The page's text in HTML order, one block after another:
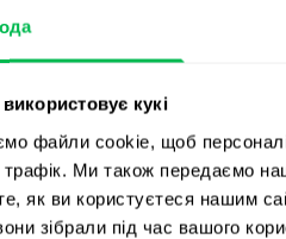
кукі
файли cookie, щоб
трафік. Ми також передаємо
як ви користуєтеся нашим
зібрали під час вашого
командну
до зниження робочої
для виконання
рівень стресу у тих